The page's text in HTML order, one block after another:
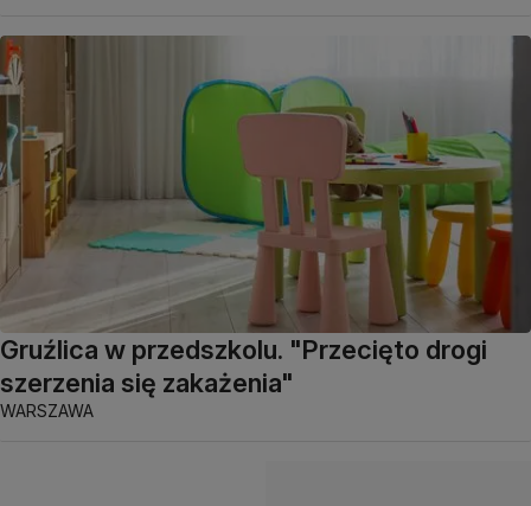
Gruźlica w przedszkolu. "Przecięto drogi
szerzenia się zakażenia"
WARSZAWA